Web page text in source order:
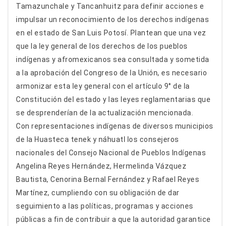
Tamazunchale y Tancanhuitz para definir acciones e
impulsar un reconocimiento de los derechos indígenas
en el estado de San Luis Potosí. Plantean que una vez
que la ley general de los derechos de los pueblos
indígenas y afromexicanos sea consultada y sometida
a la aprobación del Congreso de la Unión, es necesario
armonizar esta ley general con el artículo 9° de la
Constitución del estado y las leyes reglamentarias que
se desprenderían de la actualización mencionada.
Con representaciones indígenas de diversos municipios
de la Huasteca tenek y náhuatl los consejeros
nacionales del Consejo Nacional de Pueblos Indígenas
Angelina Reyes Hernández, Hermelinda Vázquez
Bautista, Cenorina Bernal Fernández y Rafael Reyes
Martínez, cumpliendo con su obligación de dar
seguimiento a las políticas, programas y acciones
públicas a fin de contribuir a que la autoridad garantice